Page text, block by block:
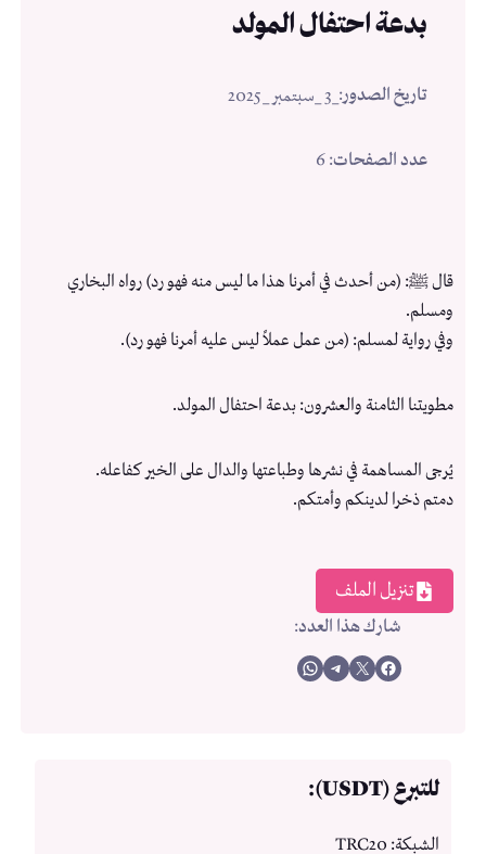
بدعة احتفال المولد
تاريخ الصدور:
عدد الصفحات: 6
قال ﷺ: (من أحدث في أمرنا هذا ما ليس منه فهو رد) رواه البخاري
ومسلم.
وفي رواية لمسلم: (من عمل عملاً ليس عليه أمرنا فهو رد).
مطويتنا الثامنة والعشرون: بدعة احتفال المولد.
يُرجى المساهمة في نشرها وطباعتها والدال على الخير كفاعله.
دمتم ذخرا لدينكم وأمتكم.
تنزيل الملف
شارك هذا العدد:
Share on Facebook
Share on X
Share on Telegram
Share on WhatsApp
للتبرع (USDT):
الشبكة: TRC20